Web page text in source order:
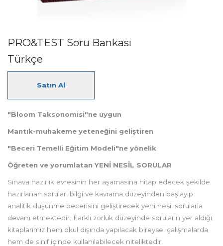
PRO&TEST Soru Bankası
Türkçe
Satın Al
"Bloom Taksonomisi"ne uygun
Mantık-muhakeme yeteneğini geliştiren
"Beceri Temelli Eğitim Modeli"ne yönelik
Öğreten ve yorumlatan YENİ NESİL SORULAR
Sınava hazırlık evresinin her aşamasına hitap edecek şekilde
hazırlanan sorular, bilgi ve kavrama düzeyinden başlayıp
analitik düşünme becerisini geliştirecek yeni nesil sorularla
devam etmektedir. Farklı zorluk düzeyinde soruların yer aldığı
kitaplarımız hem okul dışında yapılacak bireysel çalışmalarda
hem de sınıf içinde kullanılabilecek niteliktedir.